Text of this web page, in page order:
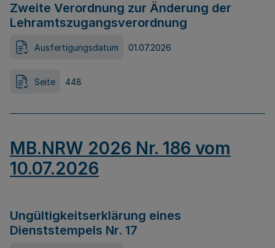
Zweite Verordnung zur Änderung der
Lehramtszugangsverordnung
Ausfertigungsdatum 01.07.2026
Seite 448
MB.NRW 2026 Nr. 186 vom
10.07.2026
Ungültigkeitserklärung eines
Dienststempels Nr. 17